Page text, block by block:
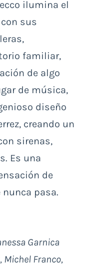
ilumina el
sus
familiar,
de algo
de música,
diseño
creando un
sirenas,
Es una
de
pasa.
Garnica
Michel Franco,